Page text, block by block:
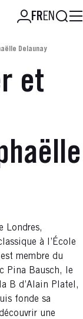
FREN
Delaunay
et
Londres,
à l’École
membre du
Pina Bausch, le
B d’Alain Platel,
fonde sa
une